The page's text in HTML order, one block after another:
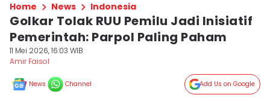
Home News Indonesia
Golkar Tolak RUU Pemilu Jadi Inisiatif
Pemerintah: Parpol Paling Paham
11 Mei 2026, 16:03 WIB
Amir Faisol
News Channel Add Us on Google